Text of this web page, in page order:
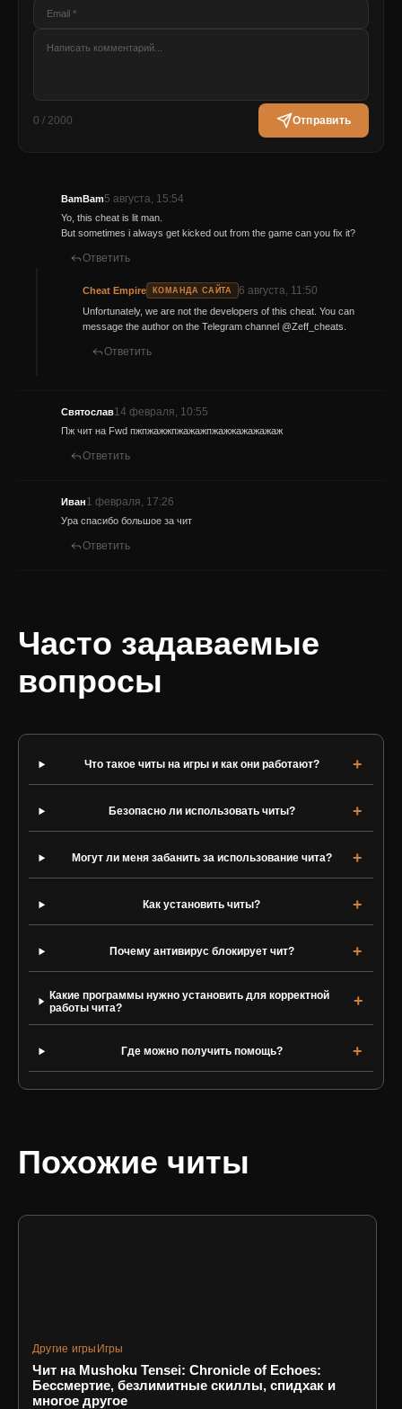
0 / 2000 Отправить
BamBam5 августа, 15:54
Yo, this cheat is lit man.
But sometimes i always get kicked out from the game can you fix it?
Ответить
Cheat Empire КОМАНДА САЙТА 6 августа, 11:50
Unfortunately, we are not the developers of this cheat. You can
message the author on the Telegram channel @Zeff_cheats.
Ответить
Святослав14 февраля, 10:55
Пж чит на Fwd пжпжажжпжажажпжажжажажажаж
Ответить
Иван1 февраля, 17:26
Ура спасибо большое за чит
Ответить
Часто задаваемые
вопросы
Что такое читы на игры и как они работают?
Безопасно ли использовать читы?
Могут ли меня забанить за использование чита?
Как установить читы?
Почему антивирус блокирует чит?
Какие программы нужно установить для корректной
работы чита?
Где можно получить помощь?
Похожие читы
Другие игры Игры
Чит на Mushoku Tensei: Chronicle of Echoes:
Бессмертие, безлимитные скиллы, спидхак и
многое другое